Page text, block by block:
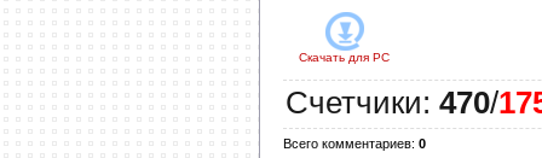
Скачать для PC
Счетчики: 470/
Всего комментариев: 0